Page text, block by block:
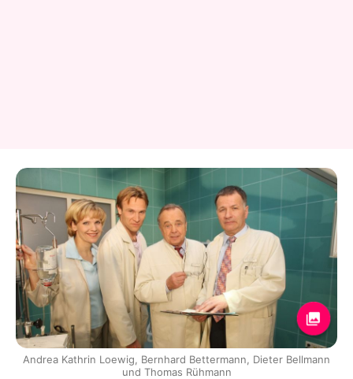
Andrea Kathrin Loewig, Bernhard Bettermann, Dieter Bellmann
und Thomas Rühmann